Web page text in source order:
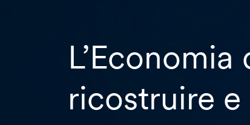
L’Economia
ricostruire e